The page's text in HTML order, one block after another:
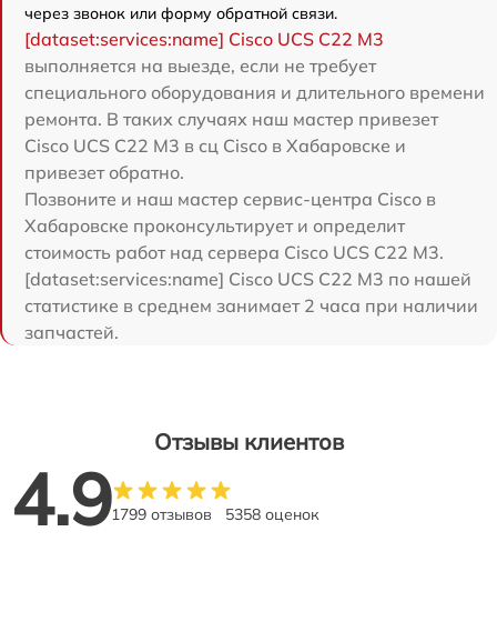
через звонок или форму обратной связи.
[dataset:services:name] Cisco UCS C22 M3
выполняется на выезде, если не требует
специального оборудования и длительного времени
ремонта. В таких случаях наш мастер привезет
Cisco UCS C22 M3 в сц Cisco в Хабаровске и
привезет обратно.
Позвоните и наш мастер сервис-центра Cisco в
Хабаровске проконсультирует и определит
стоимость работ над сервера Cisco UCS C22 M3.
[dataset:services:name] Cisco UCS C22 M3 по нашей
статистике в среднем занимает 2 часа при наличии
запчастей.
Отзывы клиентов
4.91799 отзывов 5358 оценок